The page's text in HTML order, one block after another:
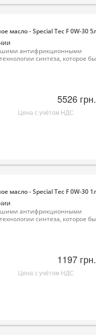
масло - Special Tec F 0W-30
антифрикционными
синтеза, которое
5526 грн.
Цена с учётом НДС
масло - Special Tec F 0W-30
антифрикционными
синтеза, которое
1197 грн.
Цена с учётом НДС